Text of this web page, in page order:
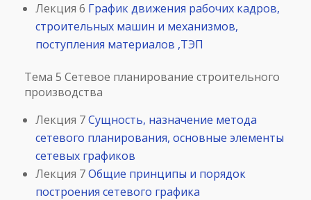
Лекция 6 График движения рабочих кадров,
строительных машин и механизмов,
поступления материалов ,ТЭП
Тема 5 Сетевое планирование строительного
производства
Лекция 7Сущность, назначение метода
сетевого планирования, основные элементы
сетевых графиков
Лекция 7Общие принципы и порядок
построения сетевого графика